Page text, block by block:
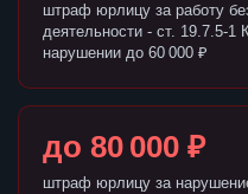
штраф юрлицу за работу
деятельности - ст. 19.7.5-
нарушении до 60 000 ₽
до 80 000 ₽
штраф юрлицу за